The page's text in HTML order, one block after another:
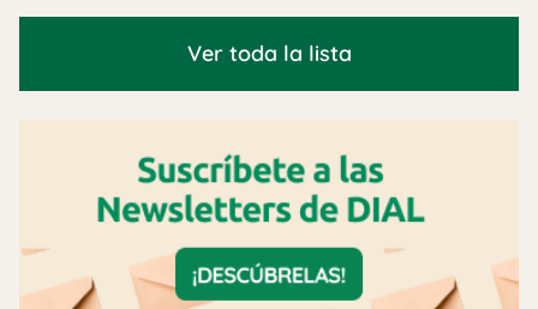
Ver toda la lista